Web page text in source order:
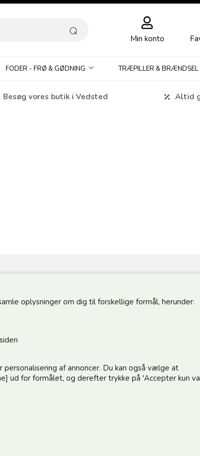
oplysninger om dig til forskellige formål, herunder:
af annoncer. Du kan også vælge at
ud for formålet, og derefter trykke på 'Accepter kun
Min konto
FODER - FRØ & GØDNING TRÆPILLER & BRÆNDSEL
Besøg vores butik i Vedsted Altid
Hold dig opdateret